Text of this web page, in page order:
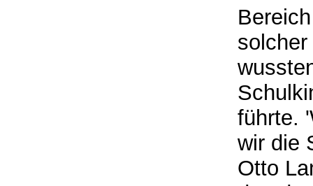
führte.
wir die
Otto